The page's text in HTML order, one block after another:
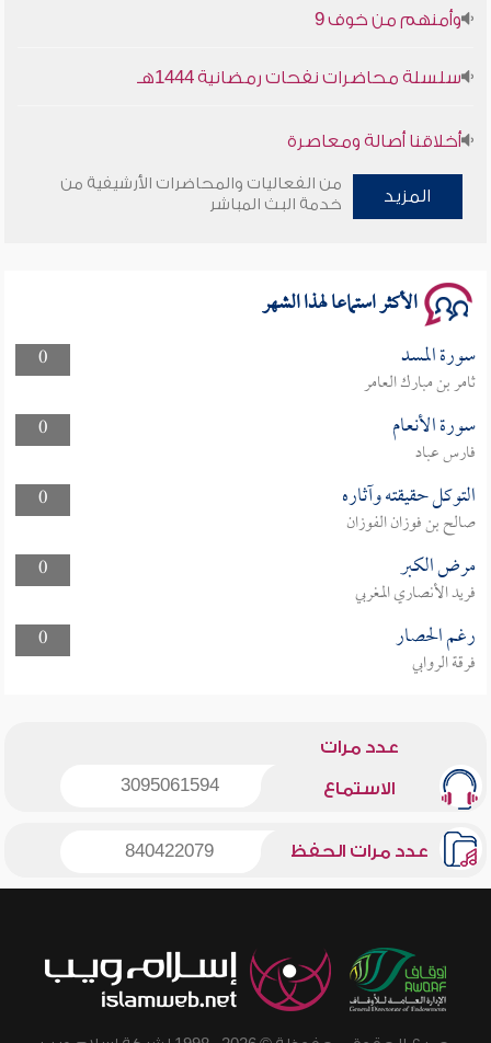
وأمنهم من خوف 9
سلسلة محاضرات نفحات رمضانية 1444هـ
أخلاقنا أصالة ومعاصرة
وأمنهم من خوف 9
المزيد
من الفعاليات والمحاضرات الأرشيفية من
خدمة البث المباشر
الأكثر استماعا لهذا الشهر
0 سورة المسد
ثامر بن مبارك العامر
0
سورة الأنعام
فارس عباد
0
التوكل حقيقته وآثاره
صالح بن فوزان الفوزان
0
مرض الكبر
فريد الأنصاري المغربي
0
رغم الحصار
فرقة الروابي
عدد مرات
الاستماع 3095061594
عدد مرات الحفظ 840422079